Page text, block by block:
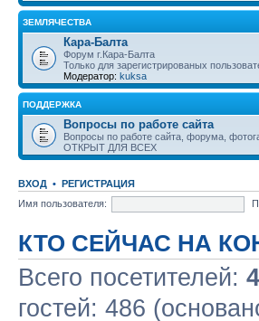
ЗЕМЛЯЧЕСТВА
Кара-Балта
Форум г.Кара-Балта
Только для зарегистрированых
Модератор: kuksa
ПОДДЕРЖКА
Вопросы по работе сайта
Вопросы по работе сайта, форума,
ОТКРЫТ ДЛЯ ВСЕХ
ВХОД • РЕГИСТРАЦИЯ
Имя пользователя:
КТО СЕЙЧАС НА
Всего посетителей:
гостей: 486